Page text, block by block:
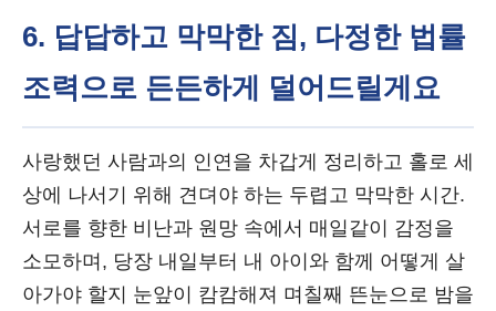
6. 답답하고 막막한 짐, 다정한 법률
조력으로 든든하게 덜어드릴게요
사랑했던 사람과의 인연을 차갑게 정리하고 홀로 세
상에 나서기 위해 견뎌야 하는 두렵고 막막한 시간.
서로를 향한 비난과 원망 속에서 매일같이 감정을
소모하며, 당장 내일부터 내 아이와 함께 어떻게 살
아가야 할지 눈앞이 캄캄해져 며칠째 뜬눈으로 밤을